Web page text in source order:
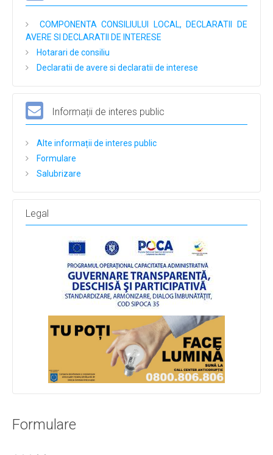
COMPONENTA CONSILIULUI LOCAL, DECLARATII DE
AVERE SI DECLARATII DE INTERESE
Hotarari de consiliu
Declaratii de avere si declaratii de interese
Informații de interes public
Alte informații de interes public
Formulare
Salubrizare
Legal
Formulare